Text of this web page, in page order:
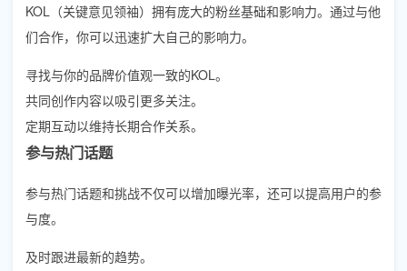
KOL（关键意见领袖）拥有庞大的粉丝基础和影响力。通过与他
们合作，你可以迅速扩大自己的影响力。
寻找与你的品牌价值观一致的KOL。
共同创作内容以吸引更多关注。
定期互动以维持长期合作关系。
参与热门话题
参与热门话题和挑战不仅可以增加曝光率，还可以提高用户的参
与度。
及时跟进最新的趋势。